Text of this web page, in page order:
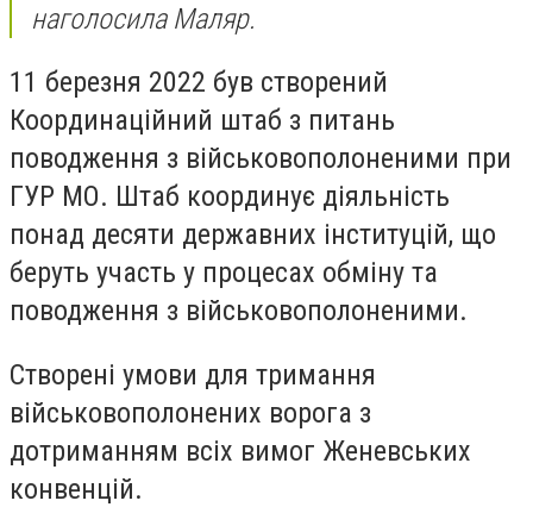
наголосила Маляр.
11 березня 2022 був створений
Координаційний штаб з питань
поводження з військовополоненими при
ГУР МО. Штаб координує діяльність
понад десяти державних інституцій, що
беруть участь у процесах обміну та
поводження з військовополоненими.
Створені умови для тримання
військовополонених ворога з
дотриманням всіх вимог Женевських
конвенцій.